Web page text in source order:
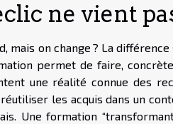
ne vient
mais on change ? La
permet de faire,
une réalité connue des
les acquis dans un
Une formation